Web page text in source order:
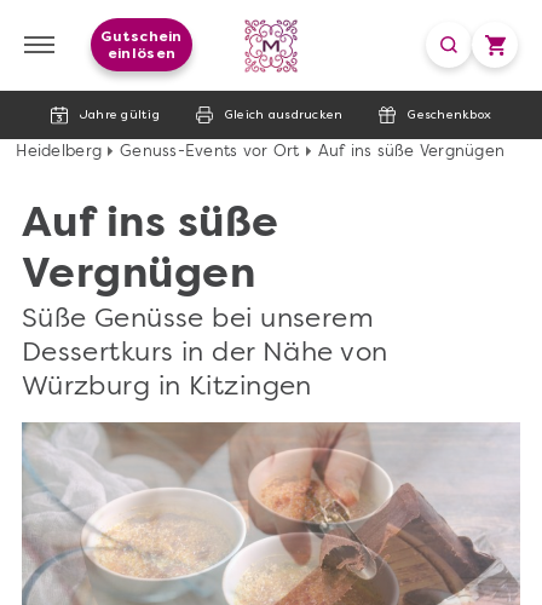
Jahre gültig Gleich ausdrucken Geschenkbox
Gutschein
einlösen
Heidelberg Genuss-Events vor Ort Auf ins süße Vergnügen
Auf ins süße
Vergnügen
Süße Genüsse bei unserem
Dessertkurs in der Nähe von
Würzburg in Kitzingen